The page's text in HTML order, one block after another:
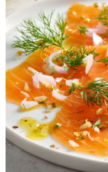
Hour